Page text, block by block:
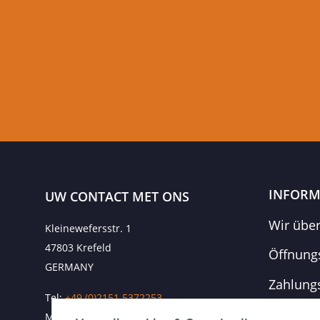
UW CONTACT MET ONS
Kleinewefersstr. 1
47803 Krefeld
GERMANY
Tel:+49 (0)2151 5372253
Mobil: + 49 (0)157 30656681
Wir